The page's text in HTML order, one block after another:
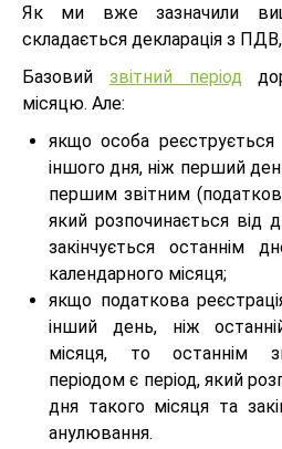
Як ми вже зазначили
складається декларація з
Базовий звітний період
місяцю. Але:
якщо особа
іншого дня, ніж перший
першим звітним
який розпочинається від
закінчується останнім
календарного місяця;
якщо податкова
інший день, ніж
місяця, то останнім
періодом є період, який
дня такого місяця та
анулювання.